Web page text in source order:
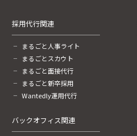
採用代行関連
まるごと人事ライト
まるごとスカウト
まるごと面接代行
まるごと新卒採用
Wantedly運用代行
バックオフィス関連